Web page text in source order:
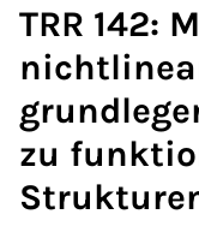
TRR 142:
zu